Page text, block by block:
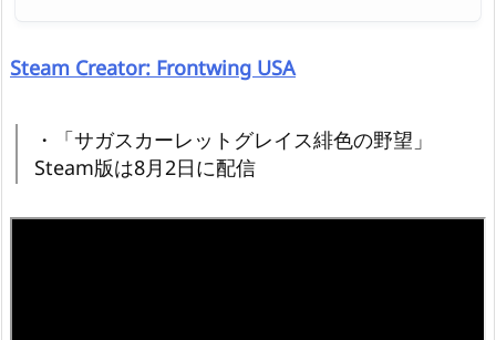
Steam Creator: Frontwing USA
・「サガスカーレットグレイス緋色の野望」
Steam版は8月2日に配信